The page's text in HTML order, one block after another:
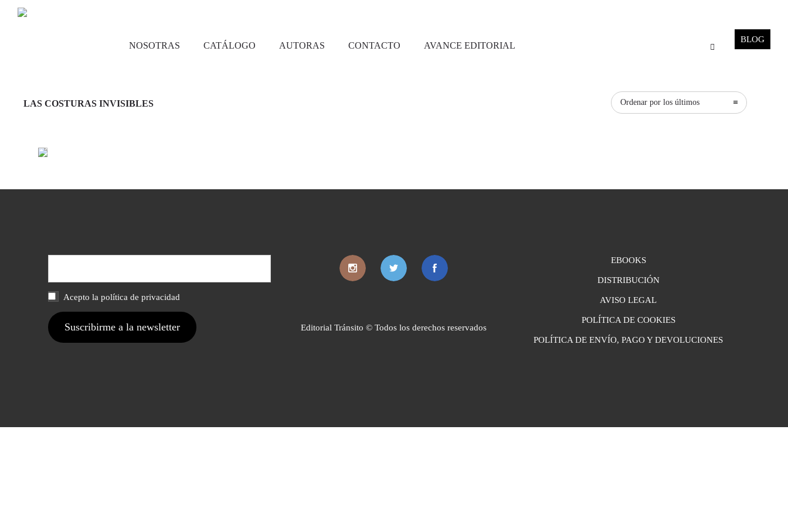
BLOG
NOSOTRAS CATÁLOGO AUTORAS CONTACTO AVANCE EDITORIAL
LAS COSTURAS INVISIBLES Ordenar por los últimos
Acepto la política de privacidad
Editorial Tránsito © Todos los derechos reservados
EBOOKS
DISTRIBUCIÓN
AVISO LEGAL
POLÍTICA DE COOKIES
POLÍTICA DE ENVÍO, PAGO Y DEVOLUCIONES